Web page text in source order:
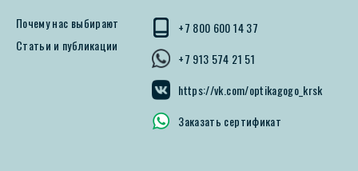
Почему нас выбирают
Статьи и публикации
+7 800 600 14 37
+7 913 574 21 51
https://vk.com/optikagogo_krsk
Заказать сертификат